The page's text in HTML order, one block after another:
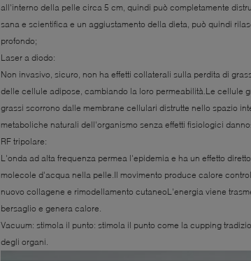
all'interno della pelle circa 5 cm, quindi può completamente
sana e scientifica e un aggiustamento della dieta, può quindi
profondo;
Laser a diodo:
Non invasivo, sicuro, non ha effetti collaterali sulla perdita di
delle cellule adipose, cambiando la loro permeabilità.Le cellule
grassi scorrono dalle membrane cellulari distrutte nello spazio
metaboliche naturali dell'organismo senza effetti fisiologici
RF tripolare:
L'onda ad alta frequenza permea l'epidemia e ha un effetto
molecole d'acqua nella pelle.Il movimento produce calore
nuovo collagene e rimodellamento cutaneoL'energia viene
bersaglio e genera calore.
Vacuum: stimola il punto: stimola il punto come la cupping
degli organi.